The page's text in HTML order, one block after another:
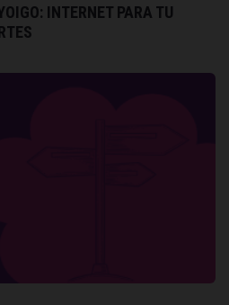
INTERNET PARA TU